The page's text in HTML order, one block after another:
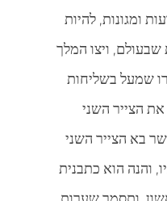
ומגונות, להיות
שבעולם, ויצו המלך
שמעל בשליחות
הצייר השני
בא הצייר השני
והנה הוא כתבנית